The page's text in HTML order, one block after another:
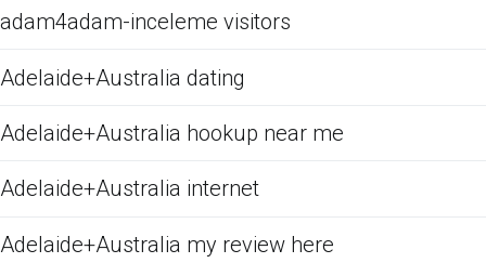
adam4adam-inceleme visitors
Adelaide+Australia dating
Adelaide+Australia hookup near me
Adelaide+Australia internet
Adelaide+Australia my review here